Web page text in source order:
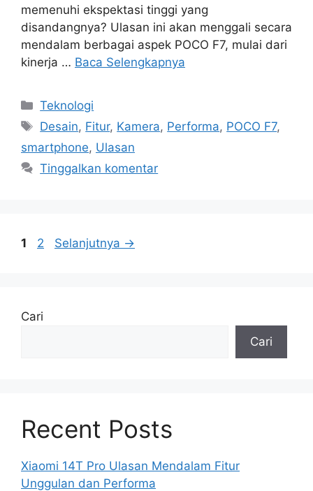
memenuhi ekspektasi tinggi yang
disandangnya? Ulasan ini akan menggali secara
mendalam berbagai aspek POCO F7, mulai dari
kinerja … Baca Selengkapnya
Kategori
Teknologi
Tag
Desain, Fitur, Kamera, Performa, POCO F7,
smartphone, Ulasan
Tinggalkan komentar
Halaman
1 Halaman
2 Selanjutnya →
Cari
Cari
Recent Posts
Xiaomi 14T Pro Ulasan Mendalam Fitur
Unggulan dan Performa